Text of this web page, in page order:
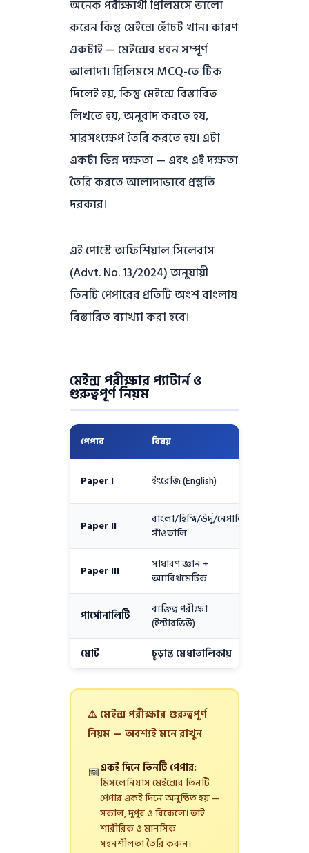
অনেক পরীক্ষার্থী প্রিলিমসে ভালো
করেন কিন্তু মেইন্সে হোঁচট খান। কারণ
একটাই — মেইন্সের ধরন সম্পূর্ণ
আলাদা। প্রিলিমসে MCQ-তে টিক
দিলেই হয়, কিন্তু মেইন্সে বিস্তারিত
লিখতে হয়, অনুবাদ করতে হয়,
সারসংক্ষেপ তৈরি করতে হয়। এটা
একটা ভিন্ন দক্ষতা — এবং এই দক্ষতা
তৈরি করতে আলাদাভাবে প্রস্তুতি
দরকার।
এই পোস্টে অফিশিয়াল সিলেবাস
(Advt. No. 13/2024) অনুযায়ী
তিনটি পেপারের প্রতিটি অংশ বাংলায়
বিস্তারিত ব্যাখ্যা করা হবে।
মেইন্স পরীক্ষার প্যাটার্ন ও
গুরুত্বপূর্ণ নিয়ম
পেপার বিষয়
Paper I ইংরেজি (English)
Paper II
বাংলা/হিন্দি/উর্দু/নেপালি/
সাঁওতালি
Paper III
সাধারণ জ্ঞান +
অ্যারিথমেটিক
পার্সোনালিটি
ব্যক্তিত্ব পরীক্ষা
(ইন্টারভিউ)
মোট চূড়ান্ত মেধাতালিকায়
⚠️ মেইন্স পরীক্ষার গুরুত্বপূর্ণ
নিয়ম — অবশ্যই মনে রাখুন
📅একই দিনে তিনটি পেপার:
মিসলেনিয়াস মেইন্সের তিনটি
পেপার একই দিনে অনুষ্ঠিত হয় —
সকাল, দুপুর ও বিকেলে। তাই
শারীরিক ও মানসিক
সহনশীলতা তৈরি করুন।